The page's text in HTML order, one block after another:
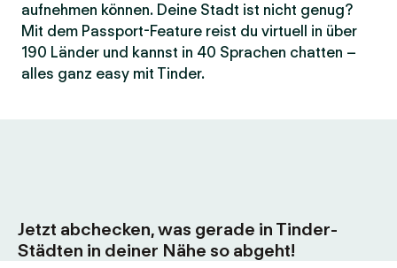
aufnehmen können. Deine Stadt ist nicht genug?
Mit dem Passport-Feature reist du virtuell in über
190 Länder und kannst in 40 Sprachen chatten –
alles ganz easy mit Tinder.
Jetzt abchecken, was gerade in Tinder-
Städten in deiner Nähe so abgeht!